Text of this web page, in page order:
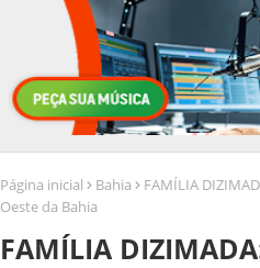
Página inicial Bahia
FAMÍLIA
Oeste da Bahia
FAMÍLIA